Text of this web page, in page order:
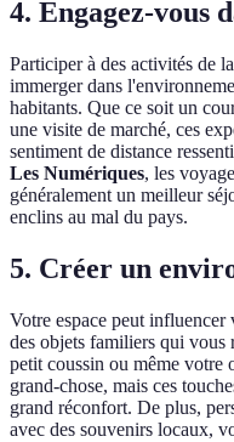
4. Engagez-vous
Participer à des activités de
immerger dans
habitants. Que ce soit un
une visite de marché, ces
sentiment de distance
Les Numériques, les
généralement un meilleur
enclins au mal du pays.
5. Créer un
Votre espace peut
des objets familiers qui vous
petit coussin ou même votre
grand-chose, mais ces
grand réconfort. De plus,
avec des souvenirs locaux,